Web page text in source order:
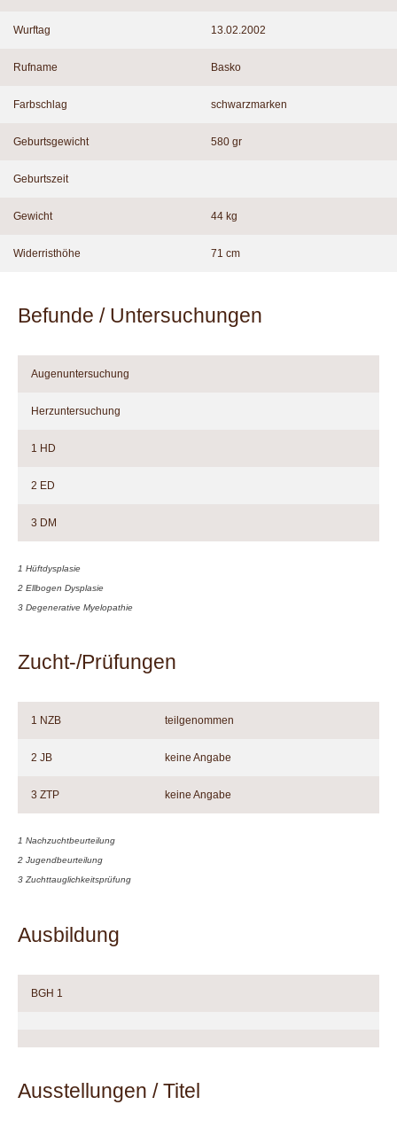
Wurftag 13.02.2002
Rufname Basko
Farbschlag schwarzmarken
Geburtsgewicht 580 gr
Geburtszeit
Gewicht 44 kg
Widerristhöhe 71 cm
Befunde / Untersuchungen
Augenuntersuchung
Herzuntersuchung
1 HD
2 ED
3 DM
1 Hüftdysplasie
2 Ellbogen Dysplasie
3 Degenerative Myelopathie
Zucht-/Prüfungen
1 NZB teilgenommen
2 JB keine Angabe
3 ZTP keine Angabe
1 Nachzuchtbeurteilung
2 Jugendbeurteilung
3 Zuchttauglichkeitsprüfung
Ausbildung
BGH 1
Ausstellungen / Titel